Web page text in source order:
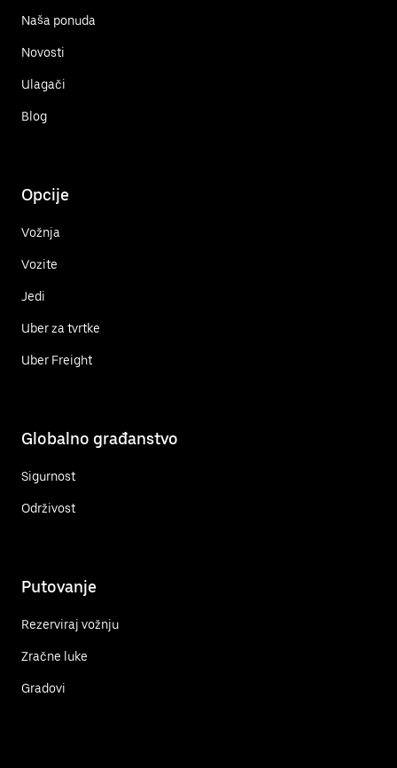
Naša ponuda
Novosti
Ulagači
Blog
Opcije
Vožnja
Vozite
Jedi
Uber za tvrtke
Uber Freight
Globalno građanstvo
Sigurnost
Održivost
Putovanje
Rezerviraj vožnju
Zračne luke
Gradovi